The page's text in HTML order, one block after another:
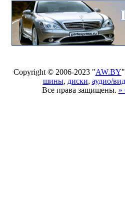
Copyright © 2006-2023 "AW.BY
шины, диски, аудио/
Все права защищены. »